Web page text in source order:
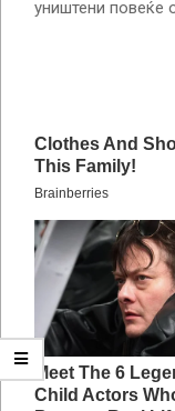
уништени повеќе